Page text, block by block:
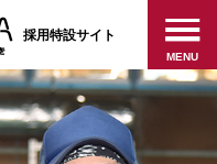
採用特設サイト
MENU